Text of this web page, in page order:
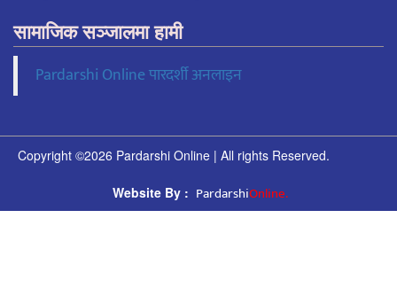
सामाजिक सञ्जालमा हामी
Pardarshi Online पारदर्शी अनलाइन
Copyright ©2026 Pardarshi Online | All rights Reserved.
Website By : PardarshiOnline.